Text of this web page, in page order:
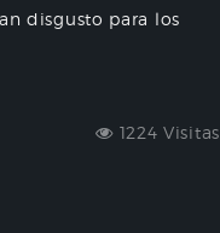
disgusto para los
1224 Visitas